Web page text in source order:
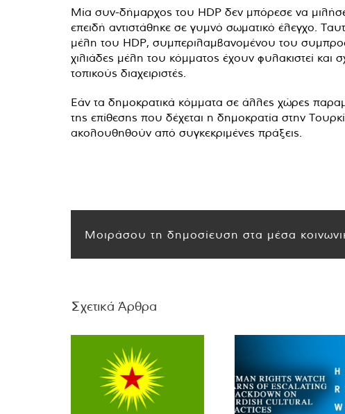
Μία συν-δήμαρχος του HDP δεν μπόρεσε να
επειδή αντιστάθηκε σε γυμνό σωματικό έλεγχο.
μέλη του HDP, συμπεριλαμβανομένου του
χιλιάδες μέλη του κόμματος έχουν φυλακιστεί και
τοπικούς διαχειριστές.
Εάν τα δημοκρατικά κόμματα σε άλλες χώρες
της επίθεσης που δέχεται η δημοκρατία στην
ακολουθηθούν από συγκεκριμένες πράξεις.
Μοιράσου τη δημοσίευση στα μέσα
Σχετικά Άρθρα